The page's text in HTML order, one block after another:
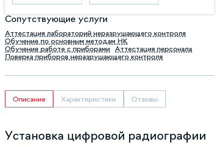
Сопутствующие услуги
Аттестация лабораторий неразрушающего контроля
Обучение по основным методам НК
Обучение работе с приборами
Аттестация персонала
Поверка приборов неразрушающего контроля
Описание Характеристики Отзывы
Установка цифровой радиографии